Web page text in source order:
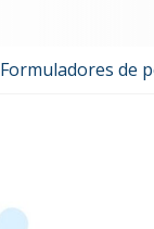
Formuladores de